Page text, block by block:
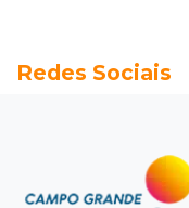
Pantanal treina
Remo busca
Redes Sociais